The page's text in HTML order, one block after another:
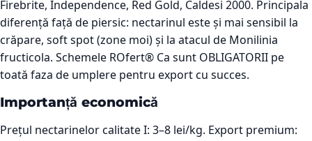
Firebrite, Independence, Red Gold, Caldesi 2000. Principala
diferență față de piersic: nectarinul este și mai sensibil la
crăpare, soft spot (zone moi) și la atacul de Monilinia
fructicola. Schemele ROfert® Ca sunt OBLIGATORII pe
toată faza de umplere pentru export cu succes.
Importanță economică
Prețul nectarinelor calitate I: 3–8 lei/kg. Export premium: